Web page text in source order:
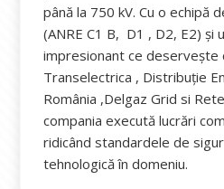
până la 750 kV. Cu o echipă
(ANRE C1 B, D1 , D2, E2) și
impresionant ce deservește
Transelectrica , Distribuție
România ,Delgaz Grid si
compania execută lucrări
ridicând standardele de
tehnologică în domeniu.